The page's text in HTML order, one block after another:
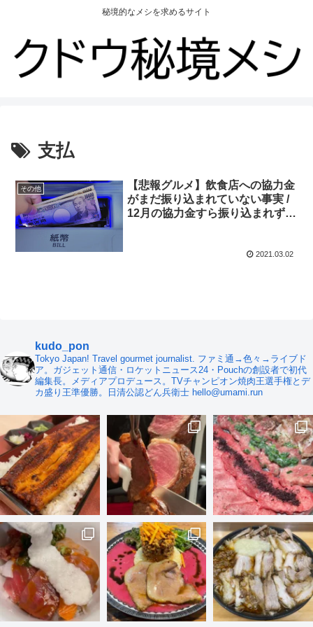
秘境的なメシを求めるサイト
支払
その他
【悲報グルメ】飲食店への協力金
がまだ振り込まれていない事実 /
12月の協力金すら振り込まれず
2021.03.02
kudo_pon
Tokyo Japan! Travel gourmet journalist. ファミ通→色々→ライブド
ア。ガジェット通信・ロケットニュース24・Pouchの創設者で初代
編集長。メディアプロデュース。TVチャンピオン焼肉王選手権とデ
カ盛り王準優勝。日清公認どん兵衛士 hello@umami.run